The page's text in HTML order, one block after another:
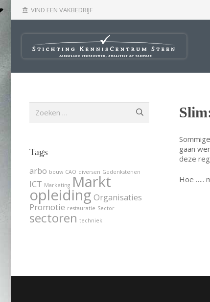
account_balance VIND EEN VAKBEDRIJF
gaan
deze
Hoe …..
naar:
Tags
arbo bouw CAO diversen Gedenkstenen
ICT Marketing Markt
opleiding Organisaties
Promotie restauratie Sector
sectoren techniek